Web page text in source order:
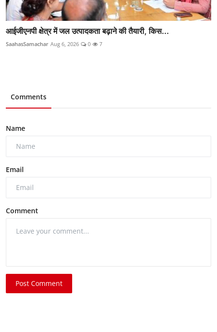
आईजीएनपी क्षेत्र में जल उत्पादकता बढ़ाने की तैयारी, किस...
SaahasSamachar Aug 6, 2026 0 7
Comments
Name
Email
Comment
Post Comment